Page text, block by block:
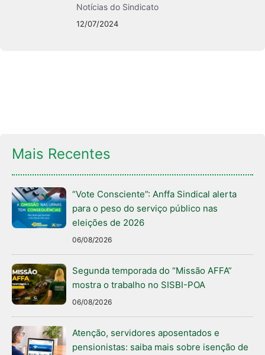
Notícias do Sindicato
12/07/2024
Mais Recentes
“Vote Consciente”: Anffa Sindical alerta
para o peso do serviço público nas
eleições de 2026
06/08/2026
Segunda temporada do “Missão AFFA”
mostra o trabalho no SISBI-POA
06/08/2026
Atenção, servidores aposentados e
pensionistas: saiba mais sobre isenção de